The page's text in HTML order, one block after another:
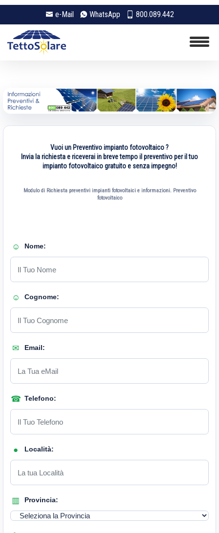
e-Mail WhatsApp 800.089.442
Vuoi un Preventivo impianto fotovoltaico ?
Invia la richiesta e riceverai in breve tempo il preventivo per il tuo
impianto fotovoltaico gratuito e senza impegno!
Modulo di Richiesta preventivi impianti fotovoltaici e informazioni. Preventivo
fotovoltaico
Nome:
Cognome:
Email:
Telefono:
Località:
Provincia: